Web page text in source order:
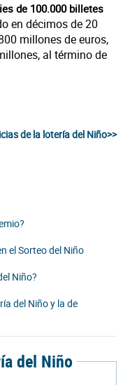
de 100.000 billetes
en décimos de 20
millones de euros,
al término de
de la lotería del Niño>>
el Sorteo del Niño
Niño?
del Niño y la de
del Niño